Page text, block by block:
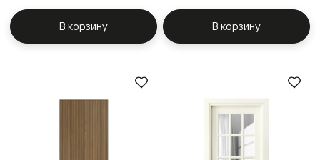
В корзину В корзину